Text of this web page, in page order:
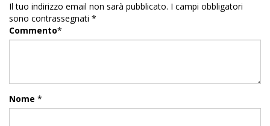
Il tuo indirizzo email non sarà pubblicato. I campi obbligatori
sono contrassegnati *
Commento*
Nome *